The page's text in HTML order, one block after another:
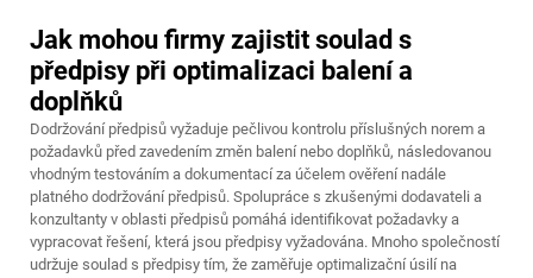
Jak mohou firmy zajistit soulad s
předpisy při optimalizaci balení a
doplňků
Dodržování předpisů vyžaduje pečlivou kontrolu příslušných norem a
požadavků před zavedením změn balení nebo doplňků, následovanou
vhodným testováním a dokumentací za účelem ověření nadále
platného dodržování předpisů. Spolupráce s zkušenými dodavateli a
konzultanty v oblasti předpisů pomáhá identifikovat požadavky a
vypracovat řešení, která jsou předpisy vyžadována. Mnoho společností
udržuje soulad s předpisy tím, že zaměřuje optimalizační úsilí na